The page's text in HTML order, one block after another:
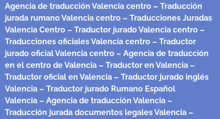
Agencia de traducción Valencia centro – Traducción
jurada rumano Valencia centro – Traducciones Juradas
Valencia Centro – Traductor jurado Valencia centro –
Traducciones oficiales Valencia centro – Traductor
jurado oficial Valencia centro – Agencia de traducción
en el centro de Valencia – Traductor en Valencia –
Traductor oficial en Valencia – Traductor jurado inglés
Valencia – Traductor jurado Rumano Español
Valencia – Agencia de traducción Valencia –
Traducción jurada documentos legales Valencia –